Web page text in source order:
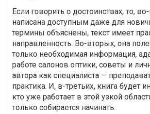
Если говорить о достоинствах, то,
написана доступным даже для
термины объяснены, текст имеет
направленность. Во-вторых, она
только необходимая информация,
работе салонов оптики, советы и
автора как специалиста —
практика. И, в-третьих, книга будет
кто уже работает в этой узкой
только собирается начинать.